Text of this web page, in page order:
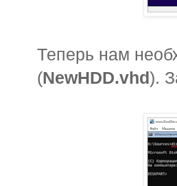
Теперь нам
(NewHDD.vhd).